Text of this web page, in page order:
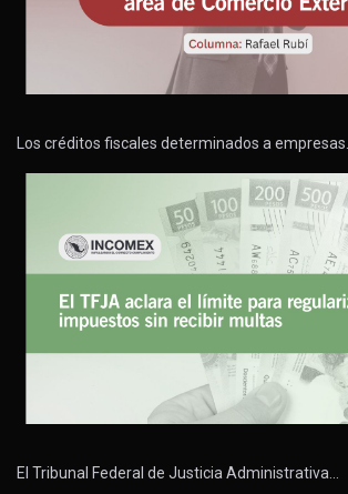
Los créditos fiscales determinados a empresas…
El Tribunal Federal de Justicia Administrativa…